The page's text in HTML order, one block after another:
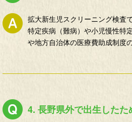
拡大新生児スクリーニング検査
特定疾病（難病）や小児慢性特
や地方自治体の医療費助成制度
4. 長野県外で出生した